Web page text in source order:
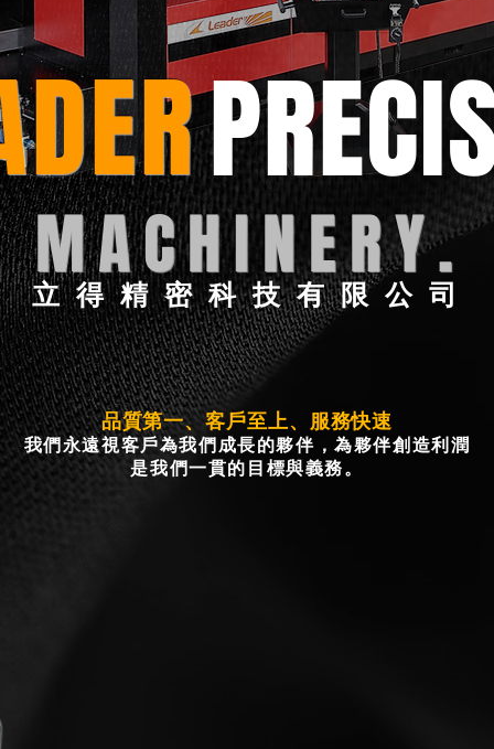
MACHINERY.
立得精密科技有限公司
品質第一、客戶至上、服務快速
我們永遠視客戶為我們成長的夥伴，為夥伴創造利潤
是我們一貫的目標與義務。